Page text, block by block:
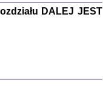
Warszawa 2019DALEJ JEST